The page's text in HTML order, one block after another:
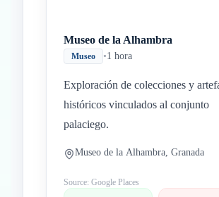
Museo de la Alhambra
Museo •1 hora
Exploración de colecciones y
históricos vinculados al conjunto
palaciego.
Museo de la Alhambra, Granada
Source: Google Places